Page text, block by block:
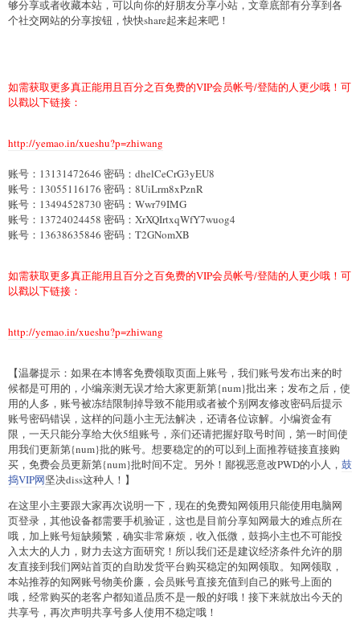
够分享或者收藏本站，可以向你的好朋友分享小站，文章底部有分享到各
个社交网站的分享按钮，快快share起来起来吧！
如需获取更多真正能用且百分之百免费的VIP会员帐号/登陆的人更少哦！可
以戳以下链接：
http://yemao.in/xueshu?p=zhiwang
账号：13131472646 密码：dhelCeCrG3yEU8
账号：13055116176 密码：8UiLrm8xPznR
账号：13494528730 密码：Wwr79IMG
账号：13724024458 密码：XrXQIrtxqWfY7wuog4
账号：13638635846 密码：T2GNomXB
如需获取更多真正能用且百分之百免费的VIP会员帐号/登陆的人更少哦！可
以戳以下链接：
http://yemao.in/xueshu?p=zhiwang
【温馨提示：如果在本博客免费领取页面上账号，我们账号发布出来的时
候都是可用的，小编亲测无误才给大家更新第{num}批出来；发布之后，使
用的人多，账号被冻结限制掉导致不能用或者被个别网友修改密码后提示
账号密码错误，这样的问题小主无法解决，还请各位谅解。小编资金有
限，一天只能分享给大伙5组账号，亲们还请把握好取号时间，第一时间使
用我们更新第{num}批的账号。想要稳定的的可以到上面推荐链接直接购
买，免费会员更新第{num}批时间不定。另外！鄙视恶意改PWD的小人， 鼓
捣VIP网坚决diss这种人！】
在这里小主要跟大家再次说明一下，现在的免费知网领用只能使用电脑网
页登录，其他设备都需要手机验证，这也是目前分享知网最大的难点所在
哦，加上账号短缺频繁，确实非常麻烦，收入低微，鼓捣小主也不可能投
入太大的人力，财力去这方面研究！所以我们还是建议经济条件允许的朋
友直接到我们网站首页的自助发货平台购买稳定的知网领取。知网领取，
本站推荐的知网账号物美价廉，会员账号直接充值到自己的账号上面的
哦，经常购买的老客户都知道品质不是一般的好哦！接下来就放出今天的
共享号，再次声明共享号多人使用不稳定哦！